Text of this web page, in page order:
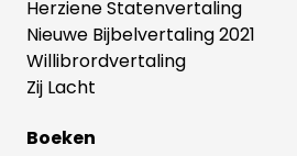
Herziene Statenvertaling
Nieuwe Bijbelvertaling 2021
Willibrordvertaling
Zij Lacht
Boeken